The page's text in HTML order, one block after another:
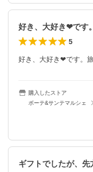
5
好き、大好き❤です。
購入したストア
ボーテ&サンテマルシェ